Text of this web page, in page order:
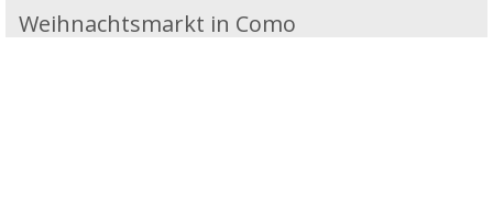
Weihnachtsmarkt in Como